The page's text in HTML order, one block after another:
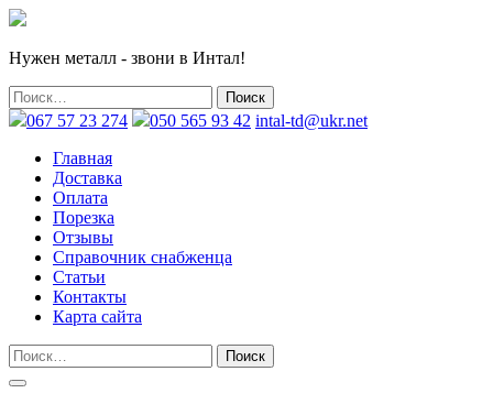
Нужен металл - звони в Интал!
067 57 23 274 050 565 93 42 intal-td@ukr.net
Главная
Доставка
Оплата
Порезка
Отзывы
Справочник снабженца
Статьи
Контакты
Карта сайта